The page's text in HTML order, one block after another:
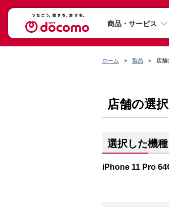
商品・サービス
ホーム 製品 店舗
店舗の選択
選択した機
iPhone 11 Pro